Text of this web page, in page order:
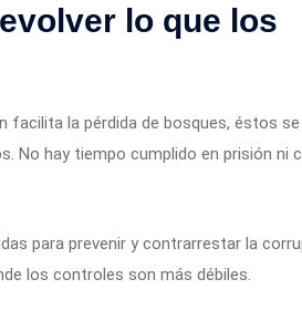
lo que los
la pérdida de bosques, éstos se
No hay tiempo cumplido en prisión ni
para prevenir y contrarrestar la
los controles son más débiles.